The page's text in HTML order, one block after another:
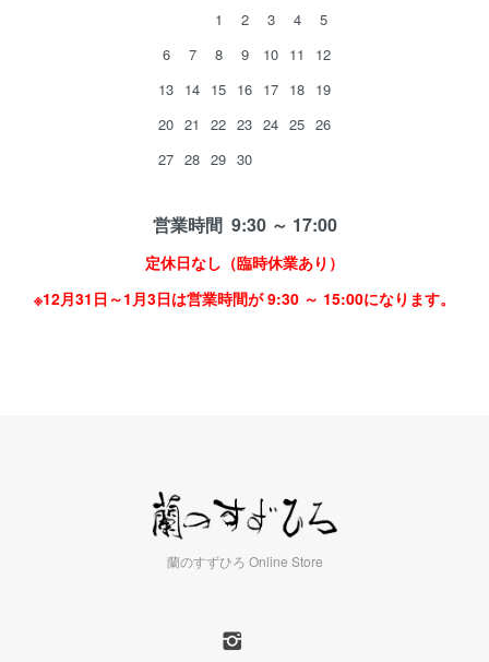
1
2 3 4
5
6
7 8 9 10 11
12
13 14 15 16 17 18 19
20 21 22 23 24 25 26
27 28 29 30
営業時間 9:30 ～ 17:00
定休日なし（臨時休業あり）
※12月31日～1月3日は営業時間が 9:30 ～ 15:00になります。
蘭のすずひろ Online Store